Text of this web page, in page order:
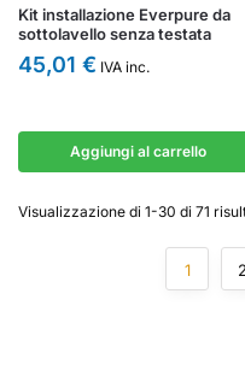
Kit installazione Everpure da
sottolavello senza testata
45,01 € IVA inc.
Aggiungi al carrello
Visualizzazione di 1-30 di 71
1 2